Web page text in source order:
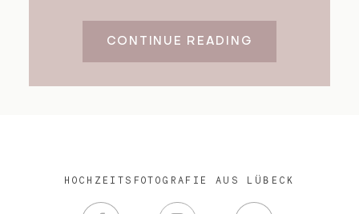
CONTINUE READING
HOCHZEITSFOTOGRAFIE AUS LÜBECK